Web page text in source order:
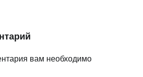
вам необходимо